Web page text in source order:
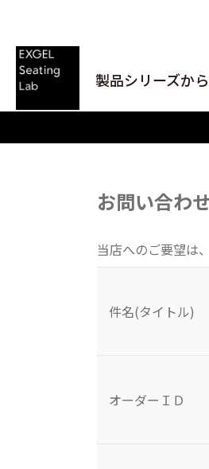
製品シリーズか
お問い合わせ
当店へのご要望は
件名(タイトル)
オーダーＩＤ